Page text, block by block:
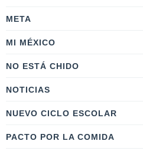
META
MI MÉXICO
NO ESTÁ CHIDO
NOTICIAS
NUEVO CICLO ESCOLAR
PACTO POR LA COMIDA